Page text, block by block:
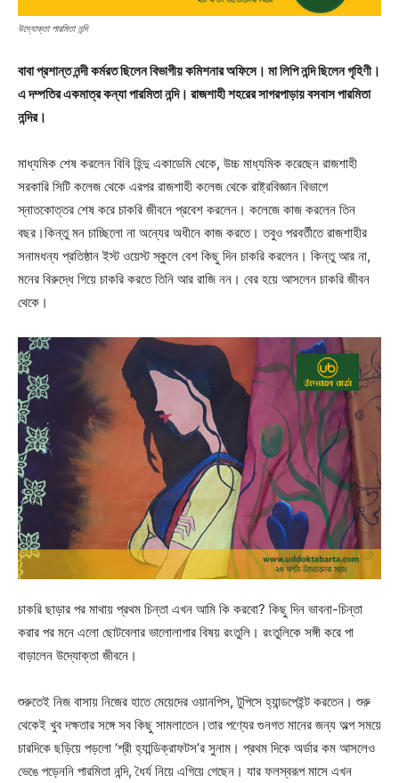
উদ্যোক্তা পারমিতা নন্দি
বাবা প্রশান্ত নন্দী কর্মরত ছিলেন বিভাগীয় কমিশনার অফিসে। মা লিপি নন্দি ছিলেন গৃহিণী।
এ দম্পতির একমাত্র কন্যা পারমিতা নন্দি। রাজশাহী শহরের সাগরপাড়ায় বসবাস পারমিতা
নন্দির।
মাধ্যমিক শেষ করলেন বিবি হিন্দু একাডেমি থেকে, উচ্চ মাধ্যমিক করেছেন রাজশাহী
সরকারি সিটি কলেজ থেকে এরপর রাজশাহী কলেজ থেকে রাষ্ট্রবিজ্ঞান বিভাগে
স্নাতকোত্তর শেষ করে চাকরি জীবনে প্রবেশ করলেন। কলেজে কাজ করলেন তিন
বছর।কিন্তু মন চাচ্ছিলো না অন্যের অধীনে কাজ করতে। তবুও পরবর্তীতে রাজশাহীর
সনামধন্য প্রতিষ্ঠান ইস্ট ওয়েস্ট স্কুলে বেশ কিছু দিন চাকরি করলেন। কিন্তু আর না,
মনের বিরুদ্ধে গিয়ে চাকরি করতে তিনি আর রাজি নন। বের হয়ে আসলেন চাকরি জীবন
থেকে।
চাকরি ছাড়ার পর মাথায় প্রথম চিন্তা এখন আমি কি করবো? কিছু দিন ভাবনা-চিন্তা
করার পর মনে এলো ছোটবেলার ভালোলাগার বিষয় রংতুলি। রংতুলিকে সঙ্গী করে পা
বাড়ালেন উদ্যোক্তা জীবনে।
শুরুতেই নিজ বাসায় নিজের হাতে মেয়েদের ওয়ানপিস, টুপিসে হ্যান্ডপেইন্ট করতেন। শুরু
থেকেই খুব দক্ষতার সঙ্গে সব কিছু সামলাতেন।তার পণ্যের গুনগত মানের জন্য অল্প সময়ে
চারদিকে ছড়িয়ে পড়লো ‘শ্রী হ্যান্ডিক্রাফটস’র সুনাম। প্রথম দিকে অর্ডার কম আসলেও
ভেঙে পড়েননি পারমিতা নন্দি, ধৈর্য নিয়ে এগিয়ে গেছেন। যার ফলস্বরূপ মাসে এখন